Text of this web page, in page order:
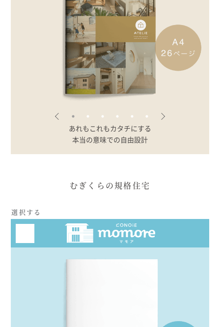
イベント
オーナー様Q&A
資料請求
お問い合わせ
お電話での
0120-37-
1806
あれもこれもカタチにする
本当の意味での自由設計
むぎくらの規格住宅